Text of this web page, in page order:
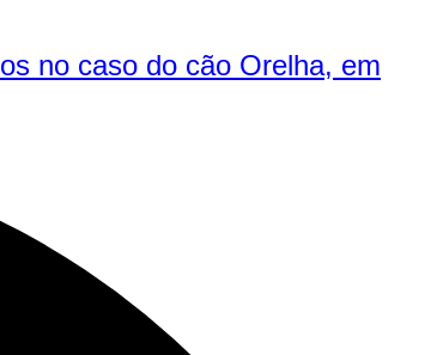
no caso do cão Orelha, em